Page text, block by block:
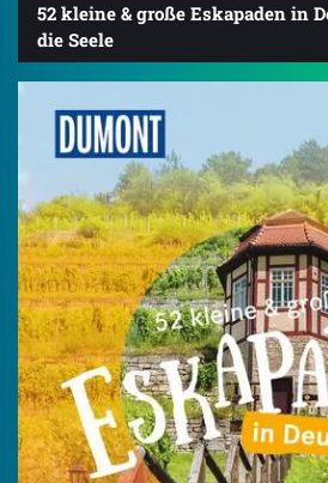
52 kleine & große Eskapaden in
die Seele